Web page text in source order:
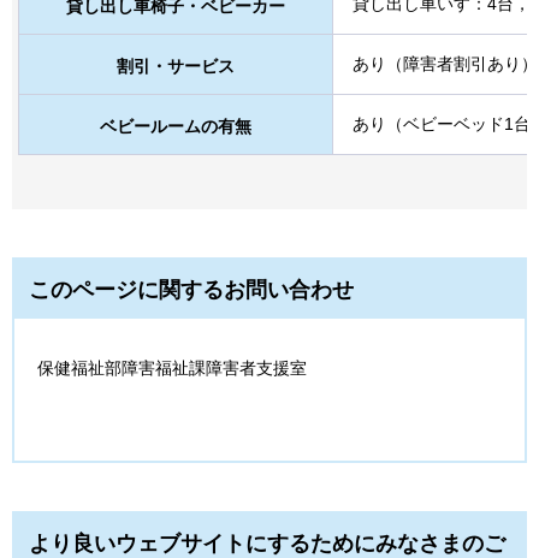
貸し出し車椅子・ベビーカー 貸し出し車いす：4台，
割引・サービス あり（障害者割引あり）
ベビールームの有無 あり（ベビーベッド1台
このページに関するお問い合わせ
保健福祉部障害福祉課障害者支援室
より良いウェブサイトにするためにみなさまのご